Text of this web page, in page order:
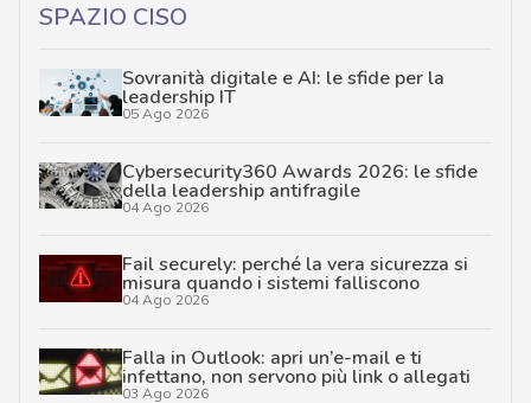
SPAZIO CISO
Sovranità digitale e AI: le sfide per la
leadership IT
05 Ago 2026
Cybersecurity360 Awards 2026: le sfide
della leadership antifragile
04 Ago 2026
Fail securely: perché la vera sicurezza si
misura quando i sistemi falliscono
04 Ago 2026
Falla in Outlook: apri un’e-mail e ti
infettano, non servono più link o allegati
03 Ago 2026